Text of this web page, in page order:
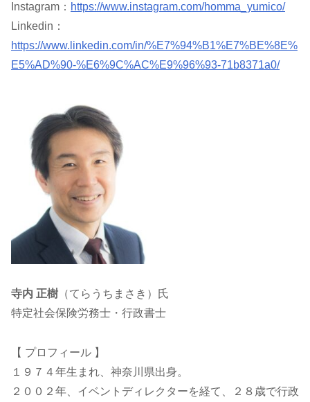
Instagram： https://www.instagram.com/homma_yumico/
Linkedin：
https://www.linkedin.com/in/%E7%94%B1%E7%BE%8E%
E5%AD%90-%E6%9C%AC%E9%96%93-71b8371a0/
寺内 正樹 （てらうちまさき）氏
特定社会保険労務士・行政書士
【 プロフィール 】
１９７４年生まれ、神奈川県出身。
２００２年、イベントディレクターを経て、２８歳で行政